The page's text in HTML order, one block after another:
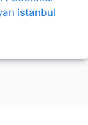
istanbul